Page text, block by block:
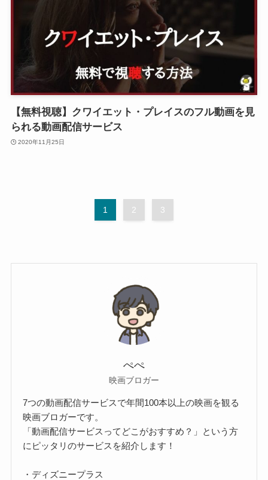
【無料視聴】クワイエット・プレイスのフル動画を見
られる動画配信サービス
2020年11月25日
1 2 3
ぺぺ
映画ブロガー
7つの動画配信サービスで年間100本以上の映画を観る
映画ブロガーです。
「動画配信サービスってどこがおすすめ？」という方
にピッタリのサービスを紹介します！
・ディズニープラス